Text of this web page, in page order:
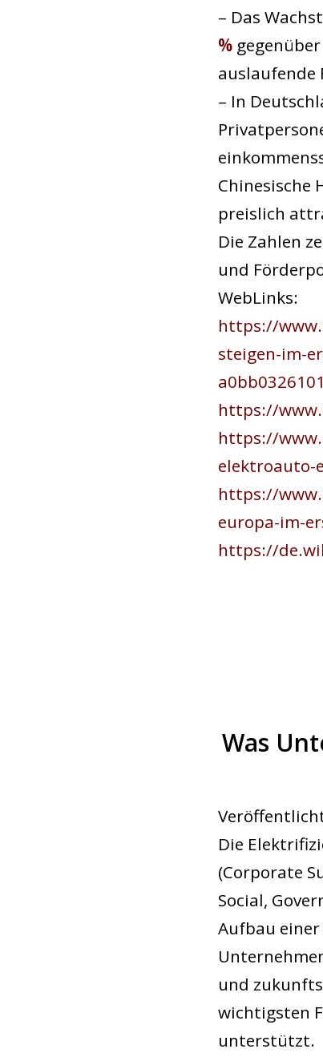
– Das
%
auslaufende
– In
Chinesische
preislich
Die Zahlen
und
WebLinks:
https://
steigen-im-
https://
https://
elektroauto-
https://
europa-im-
https://
Was
Die
(Corporate
Social,
Aufbau
und
wichtigsten
unterstützt.